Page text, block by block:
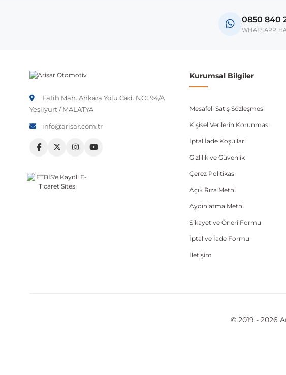
Araç üreticileri aynı model yılı içerisinde farklı donanım ve kasa
0850 840
WHATSAPP
Fatih Mah. Ankara Yolu Cad. NO: 94/A
Yeşilyurt / MALATYA
info@arisar.com.tr
Kurumsal Bilgiler
Mesafeli Satış Sözleşmesi
Kişisel Verilerin Korunması
İptal İade Koşullari
Gizlilik ve Güvenlik
Çerez Politikası
Açık Rıza Metni
Aydınlatma Metni
Şikayet ve Öneri Formu
İptal ve İade Formu
İletişim
© 2019 - 2026